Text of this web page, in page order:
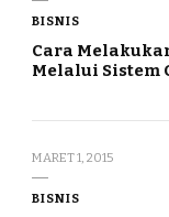
BISNIS
Cara
Melalui Sistem
MARET 1, 2015
BISNIS